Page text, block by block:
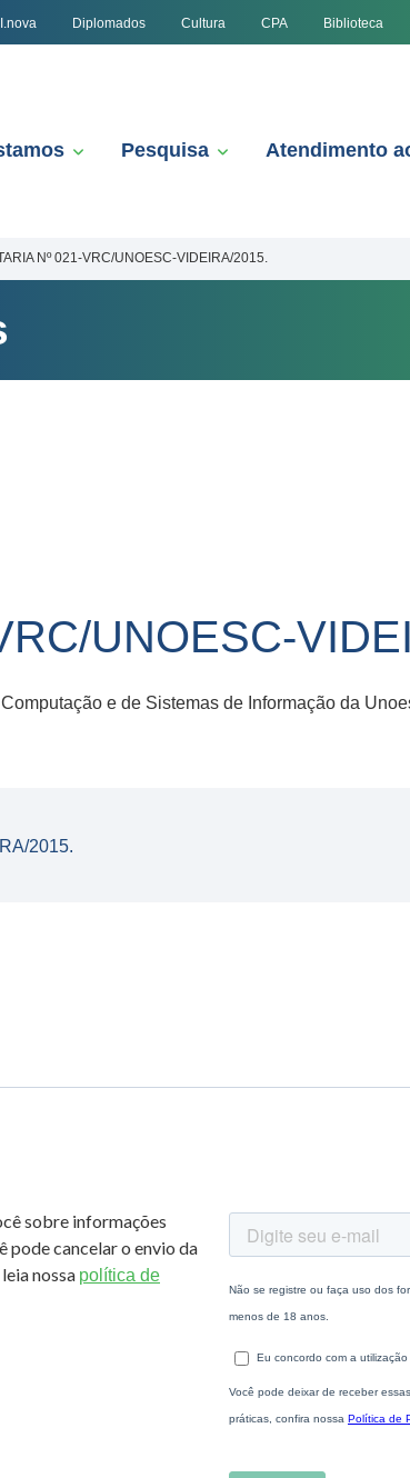
I.nova Diplomados Cultura CPA Biblioteca
Pesquisa Atendimento
Nº 021-VRC/UNOESC-VIDEIRA/2015.
UNOESC-
e de Sistemas de Informação da
2015.
sobre informações
pode cancelar o envio da
nossa política de